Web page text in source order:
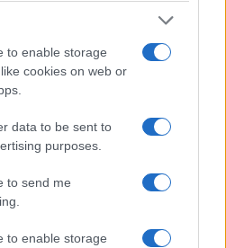
to enable storage
cookies on web or
data to be sent to
purposes.
to send me
to enable storage